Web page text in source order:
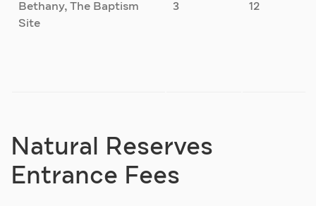
Bethany, The Baptism
Site
3 12
Natural Reserves
Entrance Fees